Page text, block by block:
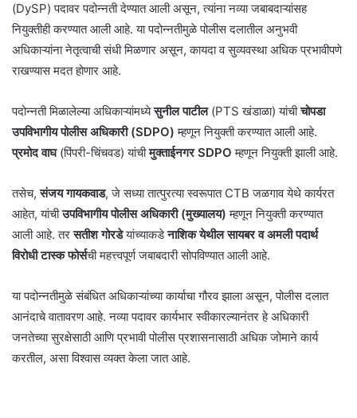
(DySP) पदावर पदोन्नती देण्यात आली असून, त्यांना नव्या जबाबदाऱ्यांसह
नियुक्तीही करण्यात आली आहे. या पदोन्नतीमुळे पोलीस दलातील अनुभवी
अधिकाऱ्यांना नेतृत्वाची संधी मिळणार असून, कायदा व सुव्यवस्था अधिक प्रभावीपणे
राखण्यास मदत होणार आहे.
पदोन्नती मिळालेल्या अधिकाऱ्यांमध्येसुनील पाटील(PTS खंडाळा) यांचीचोपडा
उपविभागीय पोलीस अधिकारी (SDPO) म्हणून नियुक्ती करण्यात आली आहे.
प्रमोद वाघ(पिंपरी-चिंचवड) यांचीमुक्ताईनगर SDPO म्हणून नियुक्ती झाली आहे.
तसेच,संजय गायकवाड, जे सध्या तात्पुरत्या स्वरूपात CTB जळगाव येथे कार्यरत
आहेत, यांचीउपविभागीय पोलीस अधिकारी (मुख्यालय) म्हणून नियुक्ती करण्यात
आली आहे. तरसतीश गोरडेयांच्याकडेनाशिक येथील सायबर व अमली पदार्थ
विरोधी टास्क फोर्सची महत्त्वपूर्ण जबाबदारी सोपविण्यात आली आहे.
या पदोन्नतीमुळे संबंधित अधिकाऱ्यांच्या कार्याचा गौरव झाला असून, पोलीस दलात
आनंदाचे वातावरण आहे. नव्या पदावर कार्यभार स्वीकारल्यानंतर हे अधिकारी
जनतेच्या सुरक्षेसाठी आणि प्रभावी पोलीस प्रशासनासाठी अधिक जोमाने कार्य
करतील, असा विश्वास व्यक्त केला जात आहे.